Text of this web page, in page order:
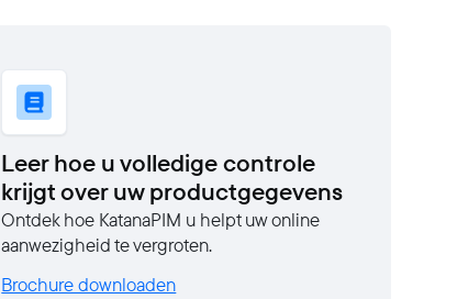
Leer hoe u volledige controle
krijgt over uw productgegevens
Ontdek hoe KatanaPIM u helpt uw online
aanwezigheid te vergroten.
Brochure downloaden